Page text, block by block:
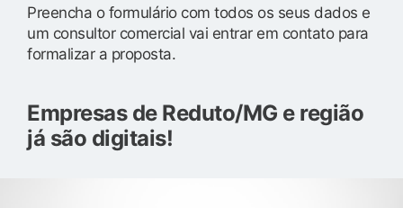
Preencha o formulário com todos os seus dados e
um consultor comercial vai entrar em contato para
formalizar a proposta.
Empresas de Reduto/MG e região
já são digitais!